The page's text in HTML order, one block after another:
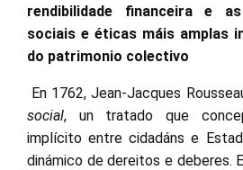
rendibilidade financeira e as
sociais e éticas máis amplas
do patrimonio colectivo
En 1762, Jean-Jacques
social, un tratado que
implícito entre cidadáns e
dinámico de dereitos e deberes.